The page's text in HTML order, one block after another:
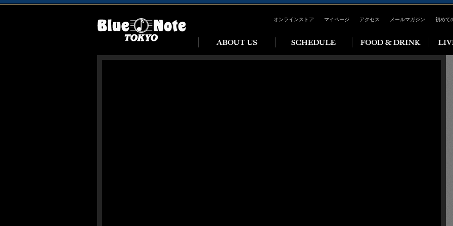
オンラインストア マイページ アクセス メールマガジン 初めて